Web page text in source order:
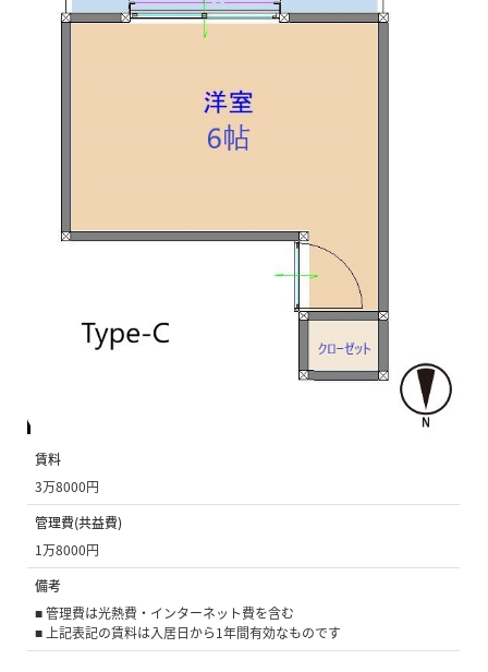
賃料
3万8000円
管理費(共益費)
1万8000円
備考
■ 管理費は光熱費・インターネット費を含む
■ 上記表記の賃料は入居日から1年間有効なものです